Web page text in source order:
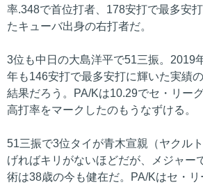
率.348で首位打者、178安打で最多安
たキューバ出身の右打者だ。
3位も中日の大島洋平で51三振。2019
年も146安打で最多安打に輝いた実績
結果だろう。PA/Kは10.29でセ・リー
高打率をマークしたのもうなずける。
51三振で3位タイが青木宣親（ヤクル
げればキリがないほどだが、メジャー
術は38歳の今も健在だ。PA/Kはセ・リ